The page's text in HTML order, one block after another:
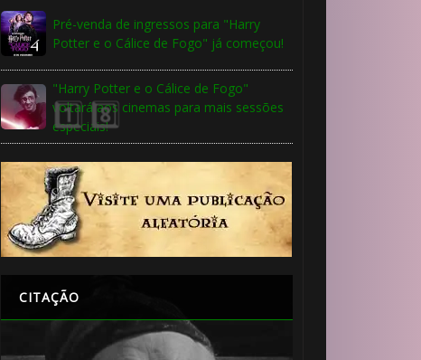
Pré-venda de ingressos para "Harry
Potter e o Cálice de Fogo" já começou!
"Harry Potter e o Cálice de Fogo"
voltará aos cinemas para mais sessões
especiais!
CITAÇÃO
🎈 🎈
🎂